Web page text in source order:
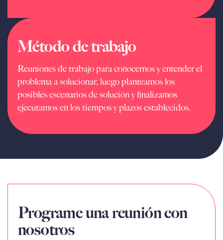
Método de trabajo
Reuniones de trabajo para conocernos y entender el
problema a solucionar, luego planteamos los
posibles escenarios de solución y finalizamos
ejecutamos en los tiempos y plazos establecidos.
Programe una reunión con
nosotros